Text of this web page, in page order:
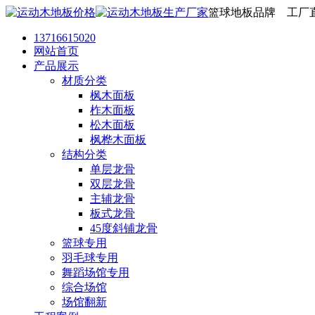
篮球地板品牌 工厂
13716615020
网站首页
产品展示
材质分类
枫木面板
柞木面板
松木面板
枫桦木面板
结构分类
单层龙骨
双层龙骨
主辅龙骨
板式龙骨
45度斜铺龙骨
篮球专用
羽毛球专用
舞蹈场馆专用
综合场馆
场馆翻新